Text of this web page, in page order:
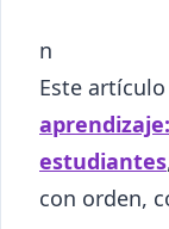
n
Este
estudiantes
con orden,